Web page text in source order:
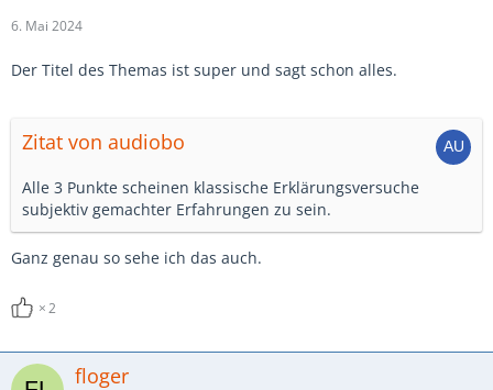
6. Mai 2024
Der Titel des Themas ist super und sagt schon alles.
Zitat von audiobo
Alle 3 Punkte scheinen klassische Erklärungsversuche
subjektiv gemachter Erfahrungen zu sein.
Ganz genau so sehe ich das auch.
2
floger